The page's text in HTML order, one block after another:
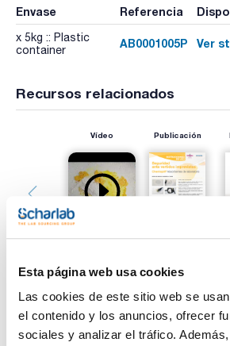
Esta página web usa cookies
Las cookies de este sitio web se
el contenido y los anuncios, ofrecer
sociales y analizar el tráfico.
Envase Referencia
x 5kg :: Plastic
container
AB0001005P Ver
Recursos relacionados
Vídeo Publicación